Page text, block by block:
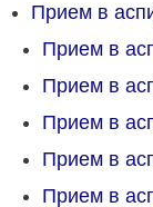
Прием в
Прием в
Прием в
Прием в
Прием в
Прием в